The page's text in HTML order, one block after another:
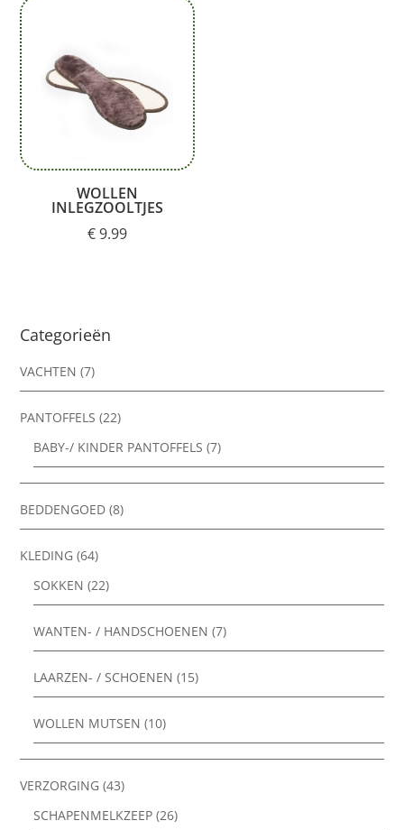
WOLLEN
INLEGZOOLTJES
€9.99
Categorieën
VACHTEN (7)
PANTOFFELS (22)
BABY-/ KINDER PANTOFFELS (7)
BEDDENGOED (8)
KLEDING (64)
SOKKEN (22)
WANTEN- / HANDSCHOENEN (7)
LAARZEN- / SCHOENEN (15)
WOLLEN MUTSEN (10)
VERZORGING (43)
SCHAPENMELKZEEP (26)